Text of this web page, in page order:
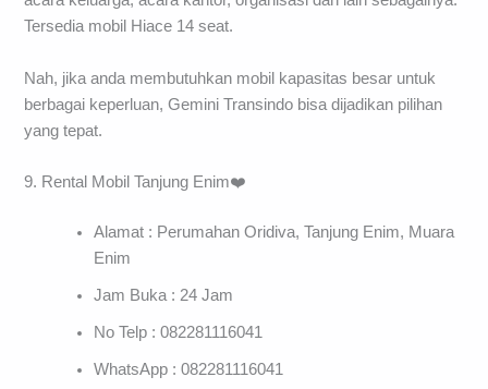
Tersedia mobil Hiace 14 seat.
Nah, jika anda membutuhkan mobil kapasitas besar untuk
berbagai keperluan, Gemini Transindo bisa dijadikan pilihan
yang tepat.
9. Rental Mobil Tanjung Enim❤️
Alamat : Perumahan Oridiva, Tanjung Enim, Muara
Enim
Jam Buka : 24 Jam
No Telp : 082281116041
WhatsApp : 082281116041